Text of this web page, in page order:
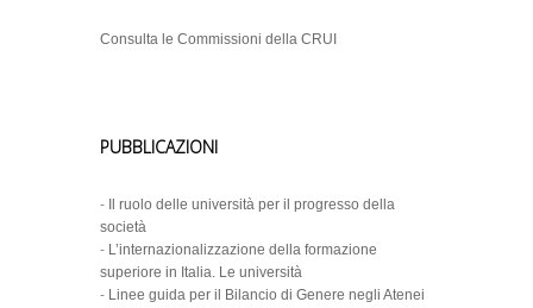
Consulta le Commissioni della CRUI
PUBBLICAZIONI
-
Il ruolo delle università per il progresso della
società
- L’internazionalizzazione della formazione
superiore in Italia. Le università
- Linee guida per il Bilancio di Genere negli Atenei